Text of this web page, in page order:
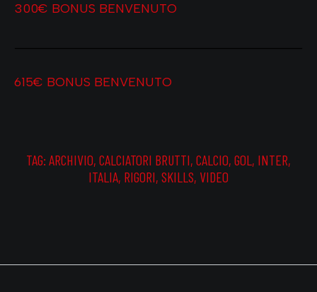
300€ BONUS BENVENUTO
615€ BONUS BENVENUTO
TAG: ARCHIVIO, CALCIATORI BRUTTI, CALCIO, GOL, INTER,
ITALIA, RIGORI, SKILLS, VIDEO